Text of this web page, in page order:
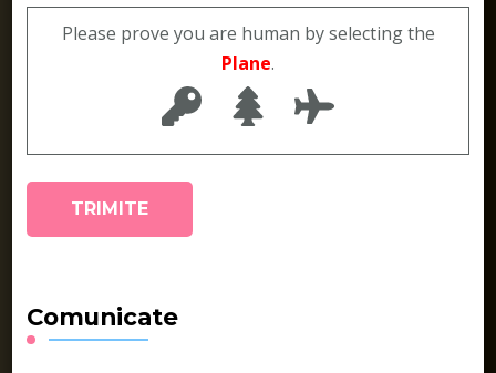
Please prove you are human by selecting the
Plane.
Comunicate